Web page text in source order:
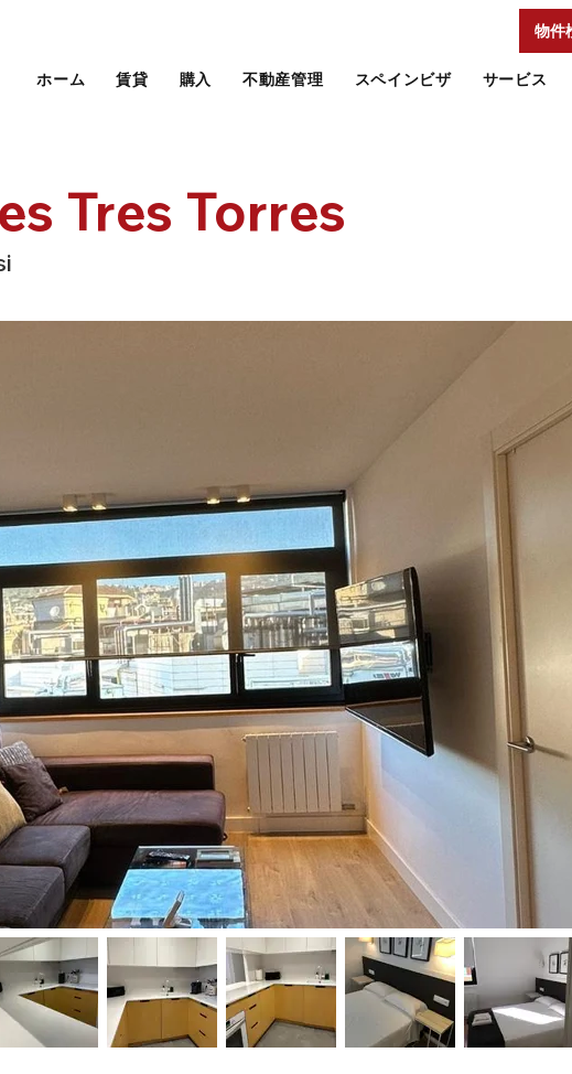
物件
ホーム 賃貸 購入 不動産管理 スペインビザ サービス
Tres Torres